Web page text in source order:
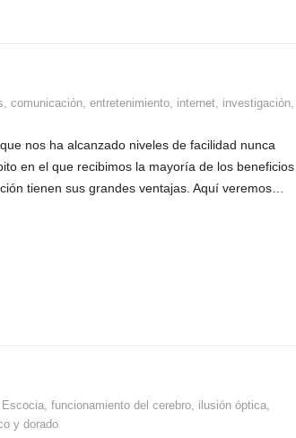
, comunicación, entretenimiento, internet, investigación,
nos ha alcanzado niveles de facilidad nunca
en el que recibimos la mayoría de los beneficios
tienen sus grandes ventajas. Aquí veremos…
Escocia, funcionamiento del cerebro, ilusión óptica,
y dorado